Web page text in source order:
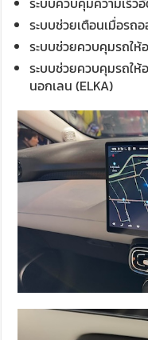
ระบบช่วยเตือนเมื่อรถ
ระบบช่วยควบคุมรถให้
ระบบช่วยควบคุมรถให้
นอกเลน (ELKA)